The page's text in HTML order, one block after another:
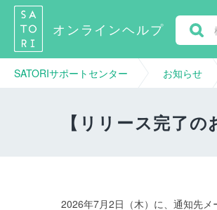
SATORIサポートセンター ヘルプセ
オンラインヘルプ
SATORIサポートセンター お知らせ
【リリース完了
2026年7月2日（木）に、通知先